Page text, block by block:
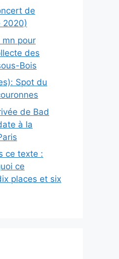
de
2020)
mn pour
des
Bois
Spot du
de Bad
à la
ce texte :
ce
places et six